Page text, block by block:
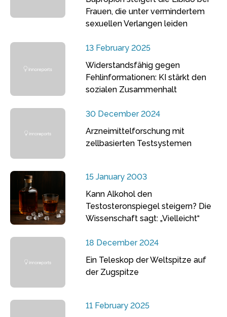
Frauen, die unter vermindertem
sexuellen Verlangen leiden
13 February 2025
Widerstandsfähig gegen
Fehlinformationen: KI stärkt den
sozialen Zusammenhalt
30 December 2024
Arzneimittelforschung mit
zellbasierten Testsystemen
15 January 2003
Kann Alkohol den
Testosteronspiegel steigern? Die
Wissenschaft sagt: „Vielleicht“
18 December 2024
Ein Teleskop der Weltspitze auf
der Zugspitze
11 February 2025